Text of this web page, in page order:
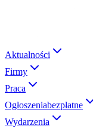
Aktualności
Firmy
Praca
Ogłoszeniabezpłatne
Wydarzenia